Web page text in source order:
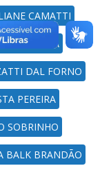
CAMATTI
DA ROCHA
DAL FORNO
PEREIRA
SOBRINHO
BALK BRANDÃO